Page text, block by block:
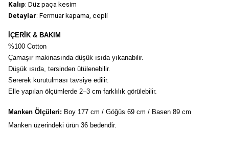
Kalıp: Düz paça kesim
Detaylar: Fermuar kapama, cepli
İÇERİK & BAKIM
%100 Cotton
Çamaşır makinasında düşük ısıda yıkanabilir.
Düşük ısıda, tersinden ütülenebilir.
Sererek kurutulması tavsiye edilir.
Elle yapılan ölçümlerde 2–3 cm farklılık görülebilir.
Manken Ölçüleri: Boy 177 cm / Göğüs 69 cm / Basen 89 cm
Manken üzerindeki ürün 36 bedendir.